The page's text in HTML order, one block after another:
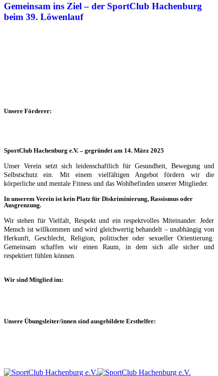
Gemein­sam ins Ziel – der Sport­Club Hach­en­burg
beim 39. Löwen­lauf
Unsere Förderer:
SportClub Hachenburg e.V. – gegründet am 14. März 2025
Unser Verein setzt sich leidenschaftlich für Gesundheit, Bewegung und
Selbstschutz ein. Mit einem vielfältigen Angebot fördern wir die
körperliche und mentale Fitness und das Wohlbefinden unserer Mitglieder.
In unserem Verein ist kein Platz für Diskriminierung, Rassismus oder
Ausgrenzung.
Wir stehen für Vielfalt, Respekt und ein respektvolles Miteinander. Jeder
Mensch ist willkommen und wird gleichwertig behandelt – unabhängig von
Herkunft, Geschlecht, Religion, politischer oder sexueller Orientierung.
Gemeinsam schaffen wir einen Raum, in dem sich alle sicher und
respektiert fühlen können.
Wir sind Mitglied im:
Unsere Übungsleiter/innen sind ausgebildete Ersthelfer: